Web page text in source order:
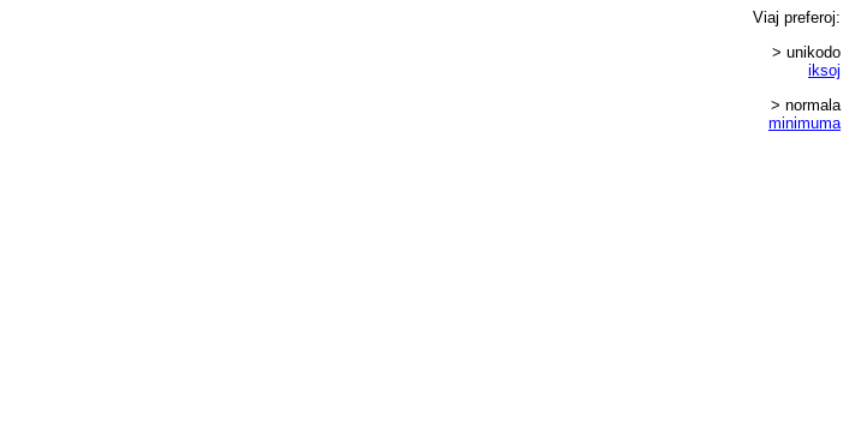
Viaj preferoj:
> unikodo
iksoj
> normala
minimuma